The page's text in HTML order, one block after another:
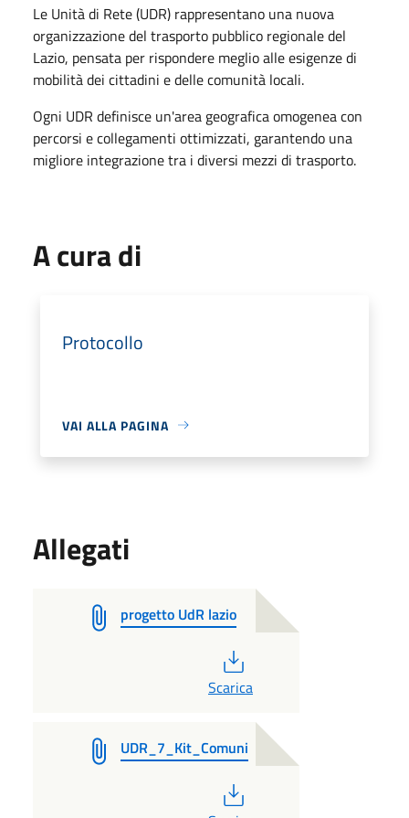
Le Unità di Rete (UDR) rappresentano una nuova
organizzazione del trasporto pubblico regionale del
Lazio, pensata per rispondere meglio alle esigenze di
mobilità dei cittadini e delle comunità locali.
Ogni UDR definisce un'area geografica omogenea con
percorsi e collegamenti ottimizzati, garantendo una
migliore integrazione tra i diversi mezzi di trasporto.
A cura di
Protocollo
VAI ALLA PAGINA
Allegati
progetto UdR lazio
Scarica
UDR_7_Kit_Comuni